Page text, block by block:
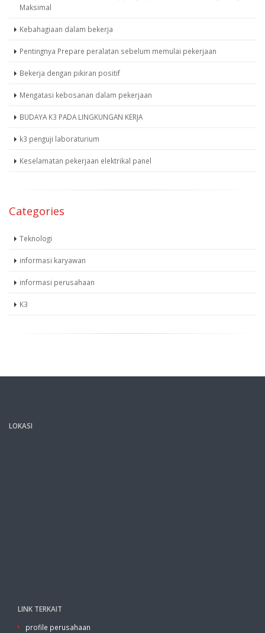
Maksimal
Kebahagiaan dalam bekerja
Pentingnya Prepare peralatan sebelum memulai pekerjaan
Bekerja dengan pikiran positif
Mengatasi kebosanan dalam pekerjaan
BUDAYA K3 PADA LINGKUNGAN KERJA
k3 penguji laboraturium
Keselamatan pekerjaan elektrikal panel
Categories
Teknologi
informasi karyawan
informasi perusahaan
K3
LOKASI
LINK TERKAIT
profile perusahaan